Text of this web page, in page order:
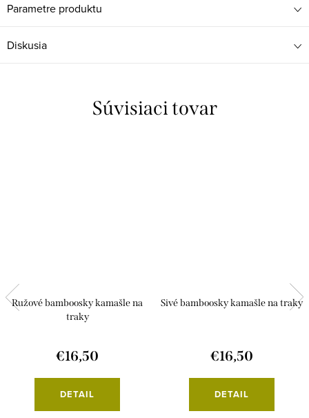
Parametre produktu
Diskusia
Súvisiaci tovar
Ružové bamboosky kamašle na
traky
€16,50
DETAIL
Sivé bamboosky kamašle na traky
€16,50
DETAIL